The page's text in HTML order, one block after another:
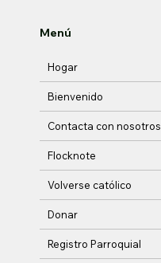
Menú
Hogar
Bienvenido
Contacta con nosotros
Flocknote
Volverse católico
Donar
Registro Parroquial